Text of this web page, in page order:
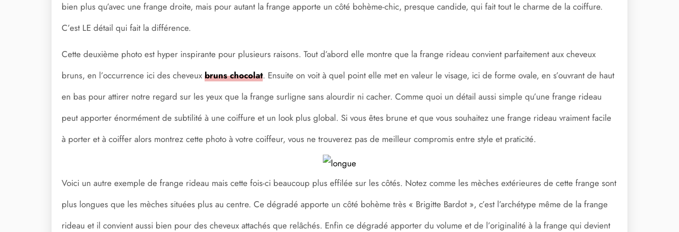
bien plus qu’avec une frange droite, mais pour autant la frange apporte un côté bohème-chic, presque candide, qui fait tout le charme de la coiffure.
C’est LE détail qui fait la différence.
Cette deuxième photo est hyper inspirante pour plusieurs raisons. Tout d’abord elle montre que la frange rideau convient parfaitement aux cheveux
bruns, en l’occurrence ici des cheveux bruns chocolat. Ensuite on voit à quel point elle met en valeur le visage, ici de forme ovale, en s’ouvrant de haut
en bas pour attirer notre regard sur les yeux que la frange surligne sans alourdir ni cacher. Comme quoi un détail aussi simple qu’une frange rideau
peut apporter énormément de subtilité à une coiffure et un look plus global. Si vous êtes brune et que vous souhaitez une frange rideau vraiment facile
à porter et à coiffer alors montrez cette photo à votre coiffeur, vous ne trouverez pas de meilleur compromis entre style et praticité.
Voici un autre exemple de frange rideau mais cette fois-ci beaucoup plus effilée sur les côtés. Notez comme les mèches extérieures de cette frange sont
plus longues que les mèches situées plus au centre. Ce dégradé apporte un côté bohème très « Brigitte Bardot », c’est l’archétype même de la frange
rideau et il convient aussi bien pour des cheveux attachés que relâchés. Enfin ce dégradé apporter du volume et de l’originalité à la frange qui devient